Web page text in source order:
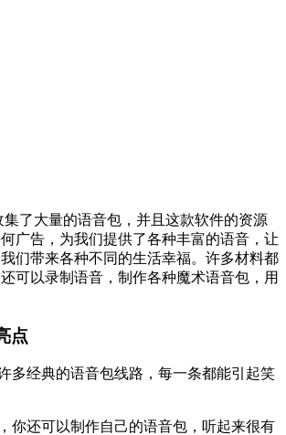
集了大量的语音包，并且这款软件的资源
广告，为我们提供了各种丰富的语音，让
们带来各种不同的生活幸福。许多材料都
可以录制语音，制作各种魔术语音包，用
点
多经典的语音包线路，每一条都能引起笑
你还可以制作自己的语音包，听起来很有